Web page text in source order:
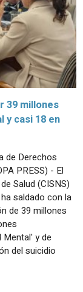
39 millones
y casi 18 en
de Derechos
PRESS) - El
Salud (CISNS)
saldado con la
de 39 millones
y de
del suicidio